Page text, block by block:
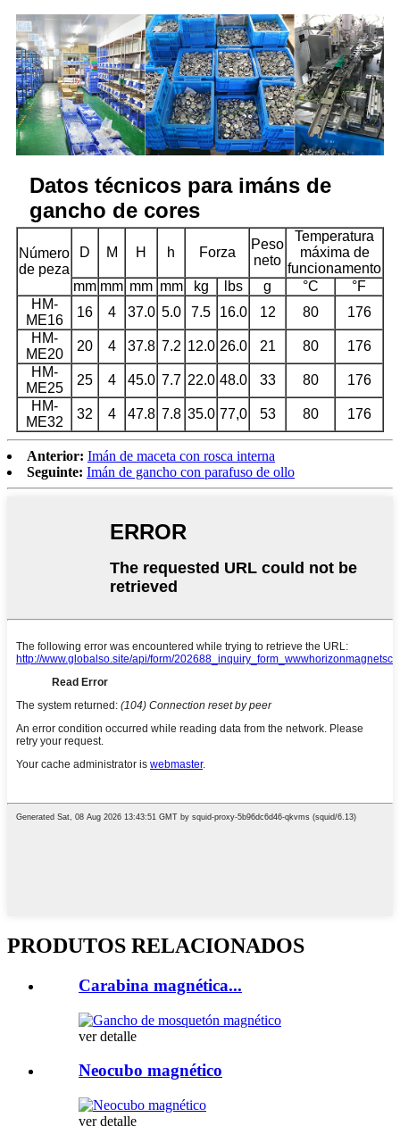
Datos técnicos para imáns de
gancho de cores
Número
de peza
D M H h Forza
Peso
neto
Temperatura
máxima de
funcionamento
mm mm mm mm kg lbs g °C
°F
HM-
ME16
16 4 37.0 5.0 7.5 16.0 12 80
176
HM-
ME20
20 4 37.8 7.2 12.0 26.0 21 80
176
HM-
ME25
25 4 45.0 7.7 22.0 48.0 33 80
176
HM-
ME32
32 4 47.8 7.8 35.0 77,0 53 80 176
Anterior: Imán de maceta con rosca interna
Seguinte: Imán de gancho con parafuso de ollo
PRODUTOS RELACIONADOS
Carabina magnética...
ver detalle
Neocubo magnético
ver detalle